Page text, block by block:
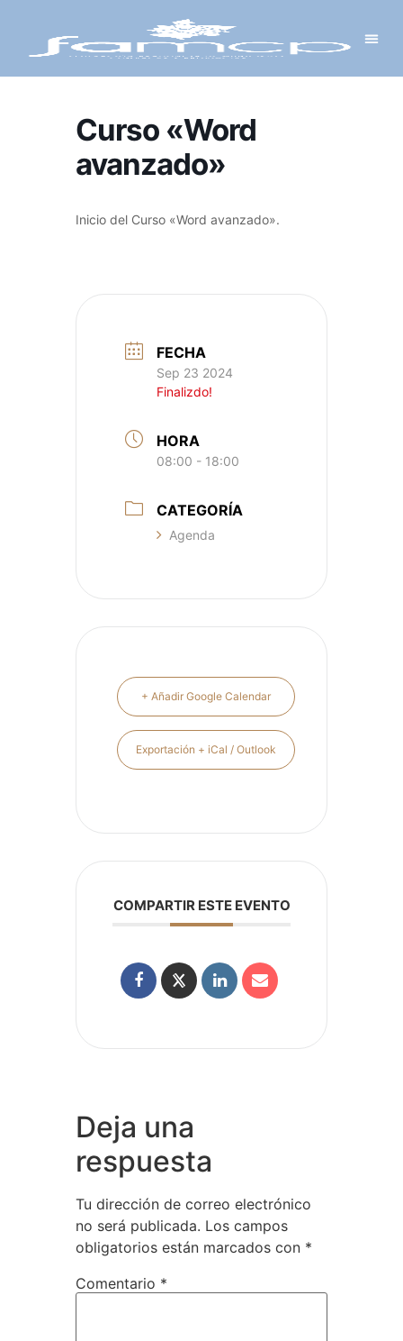
Curso «Word
avanzado»
Inicio del Curso «Word avanzado».
FECHA
Sep 23 2024
Finalizdo!
HORA
08:00 - 18:00
CATEGORÍA
Agenda
+ Añadir Google Calendar
Exportación + iCal / Outlook
COMPARTIR ESTE EVENTO
Deja una
respuesta
Tu dirección de correo electrónico
no será publicada. Los campos
obligatorios están marcados con *
Comentario *